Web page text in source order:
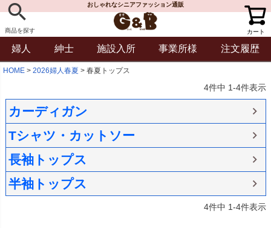
商品を探す
おしゃれなシニアファッション通販
カート
婦人 紳士 施設入所 事業所様 注文履歴
HOME 2026婦人春夏 春夏トップス
4件中 1-4件表示
カーディガン
Tシャツ・カットソー
長袖トップス
半袖トップス
4件中 1-4件表示